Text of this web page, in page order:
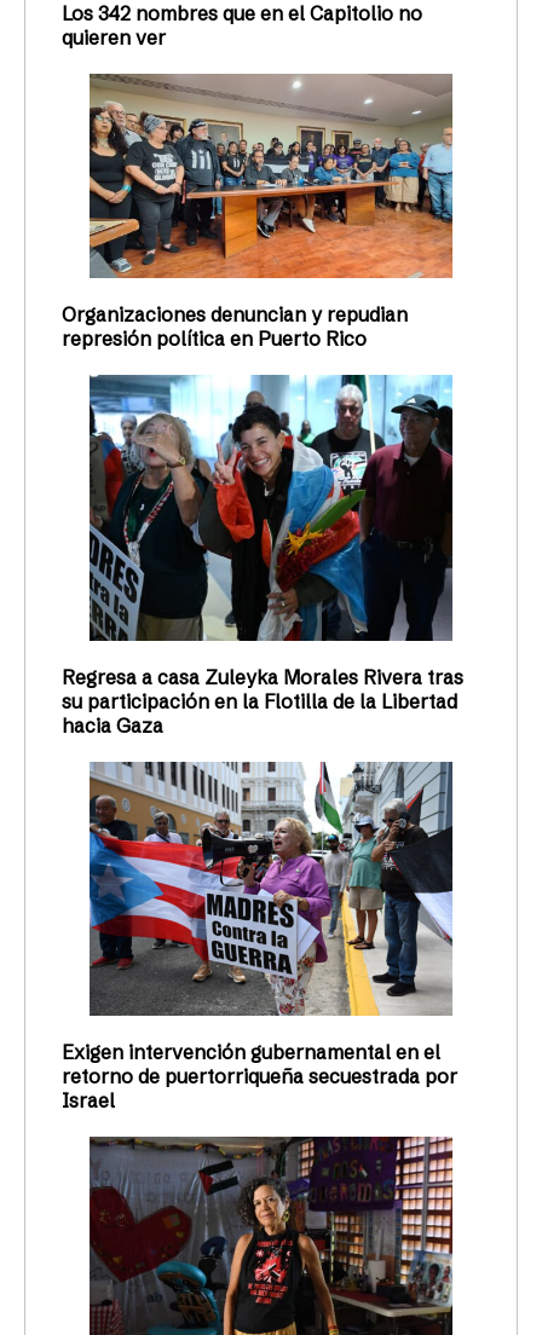
Los 342 nombres que en el Capitolio no
quieren ver
Organizaciones denuncian y repudian
represión política en Puerto Rico
Regresa a casa Zuleyka Morales Rivera tras
su participación en la Flotilla de la Libertad
hacia Gaza
Exigen intervención gubernamental en el
retorno de puertorriqueña secuestrada por
Israel